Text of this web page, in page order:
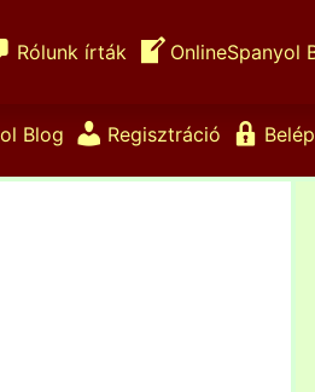
Rólunk írták OnlineSpanyol
Blog Regisztráció